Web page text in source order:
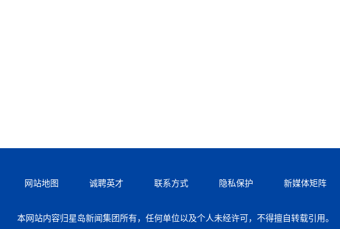
网站地图 诚聘英才 联系方式 隐私保护 新媒体矩阵
本网站内容归星岛新闻集团所有，任何单位以及个人未经许可，不得擅自转载引用。